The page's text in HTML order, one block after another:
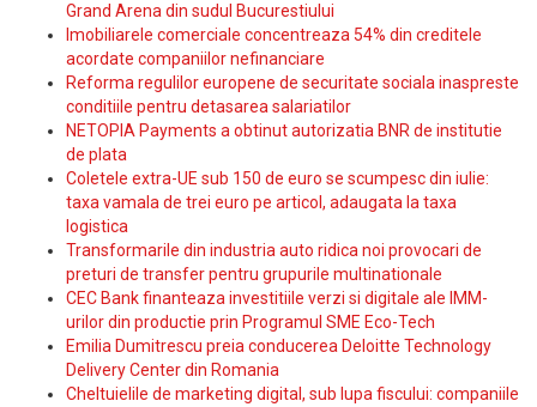
Grand Arena din sudul Bucurestiului
Imobiliarele comerciale concentreaza 54% din creditele
acordate companiilor nefinanciare
Reforma regulilor europene de securitate sociala inaspreste
conditiile pentru detasarea salariatilor
NETOPIA Payments a obtinut autorizatia BNR de institutie
de plata
Coletele extra-UE sub 150 de euro se scumpesc din iulie:
taxa vamala de trei euro pe articol, adaugata la taxa
logistica
Transformarile din industria auto ridica noi provocari de
preturi de transfer pentru grupurile multinationale
CEC Bank finanteaza investitiile verzi si digitale ale IMM-
urilor din productie prin Programul SME Eco-Tech
Emilia Dumitrescu preia conducerea Deloitte Technology
Delivery Center din Romania
Cheltuielile de marketing digital, sub lupa fiscului: companiile